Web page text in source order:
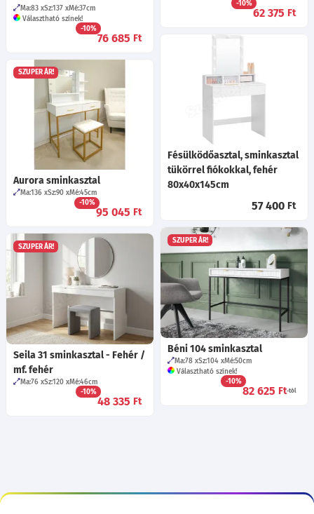
Ma:83 Sz:137 Mé:37cm
Választható színek!
-10%
76 685 Ft
-10%
62 375 Ft
Fésülködőasztal, sminkasztal
tükörrel fiókokkal, fehér
80x40x145cm
57 400 Ft
SZUPER ÁR!
Aurora sminkasztal
Ma:136 Sz:90 Mé:45cm
-10%
95 045 Ft
SZUPER ÁR!
Béni 104 sminkasztal
Ma:78 Sz:104 Mé:50cm
Választható színek!
-10%
82 625 Ft-tól
SZUPER ÁR!
Seila 31 sminkasztal - Fehér /
mf. fehér
Ma:76 Sz:120 Mé:46cm
-10%
48 335 Ft